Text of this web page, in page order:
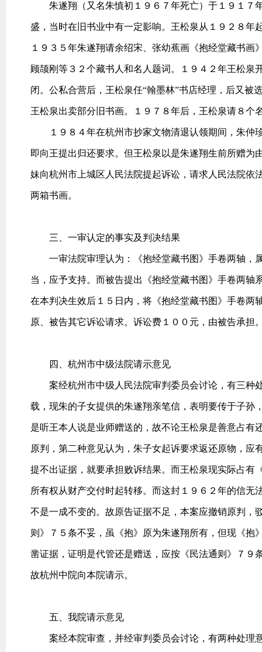
朱遂翔（又名朱慎初１９６７年死亡）于１９１７
盛，当时在旧书业中有一定影响。王松泉从１９２８
１９３５年朱遂翔请余绍宋、张幼蕉画《抱经堂藏书
顾颉刚等３２个藏书人和名人题词。１９４２年王松泉
闭。公私合营后，王松泉任“翰墨林”书店经理，后又
王松泉出卖部分旧书画。１９７８年后，王松泉请８个
１９８４年在杭州市抄家文物清退认领期间，朱仲
即向王提出归还要求。但王松泉以是朱遂翔生前所赠
妹向杭州市上城区人民法院提起诉讼，请求人民法院依
两箱书画。
三、一审认定的事实及判决结果
一审法院审理认为：《抱经堂藏书图》手卷两轴，
当，应予支持。而被告提出《抱经堂藏书图》手卷两
在本判决生效后１５日内，将《抱经堂藏书图》手卷两
原、被告其它诉讼请求。诉讼费１００元，由被告承担
四、杭州市中级法院请示意见
案经杭州市中级人民法院审判委员会讨论，有三种
载，现朱的子女提供的朱遂翔亲笔信，表明要传于子孙
是听王本人说是业师赠送的，故不论王松泉是善意占
原判，第二种意见认为，朱子女起诉要求返还原物，
提不出证据，就要承担败诉结果。而王松泉现实际占有
所有权从财产交付时起转移。而这封１９６２年的信
不是一成不变的。故原告证据不足，本案应撤销原判，
则》７５条不妥，虽《抱》原为朱遂翔所有，但现《
凿证据，证明是代管还是赠送，应按《民法通则》７９
故杭州中院向本院请示。
五、我院请示意见
案经本院审查，并经审判委员会讨论，有两种处理